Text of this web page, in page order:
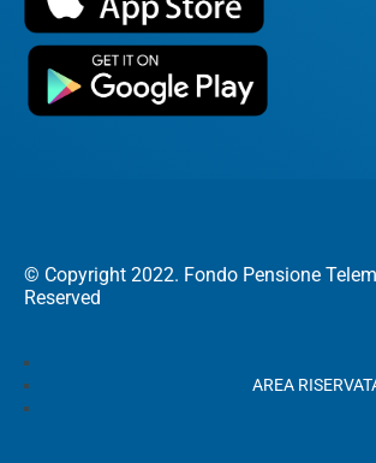
© Copyright 2022. Fondo Pensione
Reserved
AREA